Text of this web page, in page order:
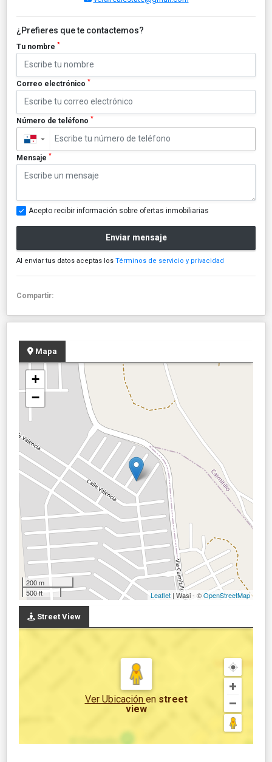
¿Prefieres que te contactemos?
Tu nombre *
Correo electrónico *
Número de teléfono *
▼
Mensaje *
Acepto recibir información sobre ofertas inmobiliarias
Enviar mensaje
Al enviar tus datos aceptas los Términos de servicio y privacidad
Compartir:
Mapa
+
−
200 m
500 ft
Leaflet | Wasi - ©OpenStreetMap
Street View
Ver Ubicación en street
view